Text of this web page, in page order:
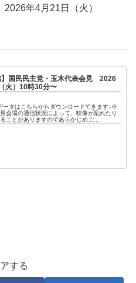
年4月21日（火）
】国民民主党・玉木代表会見　2026
火）10時30分〜
ータはこちらからダウンロードできます↓※
会場の通信状況によって、映像が乱れたり
ことがありますのであらかじめご...
する